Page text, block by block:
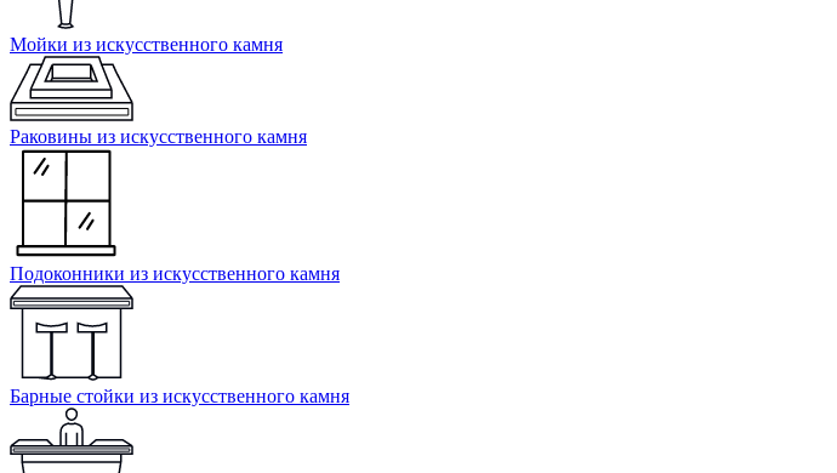
Мойки из искусственного камня
Раковины из искусственного камня
Подоконники из искусственного камня
Барные стойки из искусственного камня